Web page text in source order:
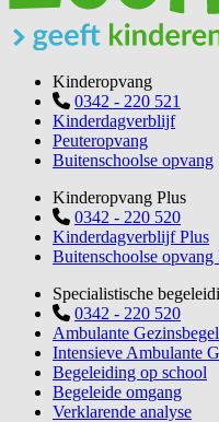
Kinderopvang
0342 - 220 521
Kinderdagverblijf
Peuteropvang
Buitenschoolse opvang
Kinderopvang Plus
0342 - 220 520
Kinderdagverblijf Plus
Buitenschoolse opvang
Specialistische
0342 - 220 520
Ambulante
Intensieve Ambulante
Begeleiding op school
Begeleide omgang
Verklarende analyse